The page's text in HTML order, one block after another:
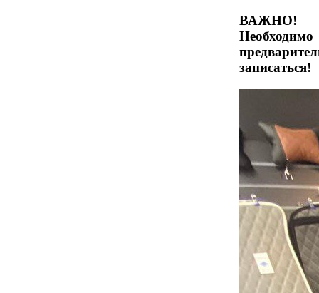
ВАЖНО!
Необходимо
записаться!